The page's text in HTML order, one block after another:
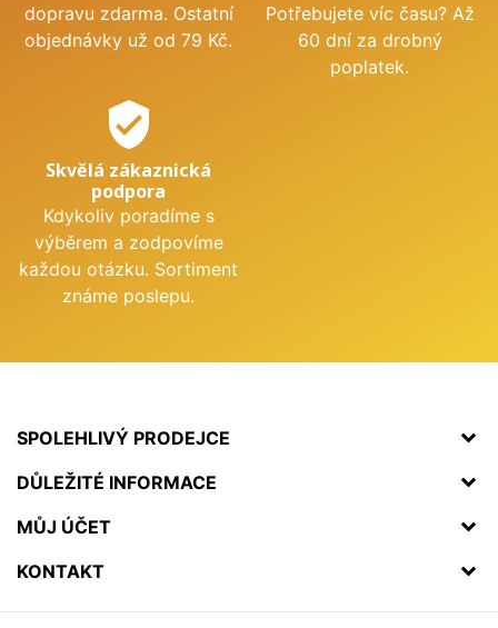
dopravu zdarma. Ostatní
objednávky už od 79 Kč.
Potřebujete víc času? Až
60 dní za drobný
poplatek.
verified_user
Skvělá zákaznická
podpora
Kdykoliv poradíme s
výběrem a zodpovíme
každou otázku. Sortiment
známe poslepu.
SPOLEHLIVÝ PRODEJCE
DŮLEŽITÉ INFORMACE
MŮJ ÚČET
KONTAKT